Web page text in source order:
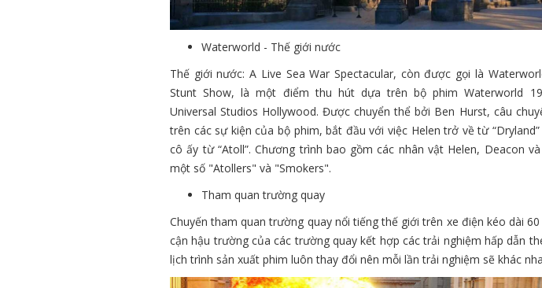
Waterworld - Thế giới nước
Thế giới nước: A Live Sea War Spectacular, còn được gọi là
Stunt Show, là một điểm thu hút dựa trên bộ phim Waterworld
Universal Studios Hollywood. Được chuyển thể bởi Ben Hurst, câu
trên các sự kiện của bộ phim, bắt đầu với việc Helen trở về từ
cô ấy từ “Atoll”. Chương trình bao gồm các nhân vật Helen, Deacon
một số "Atollers" và "Smokers".
Tham quan trường quay
Chuyến tham quan trường quay nổi tiếng thế giới trên xe điện kéo dài
cận hậu trường của các trường quay kết hợp các trải nghiệm hấp dẫn
lịch trình sản xuất phim luôn thay đổi nên mỗi lần trải nghiệm sẽ khác